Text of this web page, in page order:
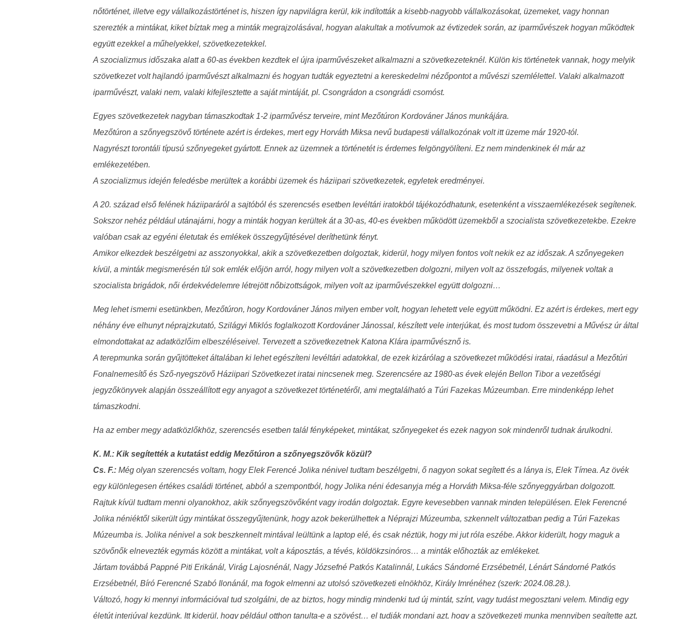
nőtörténet, illetve egy vállalkozástörténet is, hiszen így napvilágra kerül, kik indították a kisebb-nagyobb vállalkozásokat, üzemeket, vagy honnan
szerezték a mintákat, kiket bíztak meg a minták megrajzolásával, hogyan alakultak a motívumok az évtizedek során, az iparművészek hogyan működtek
együtt ezekkel a műhelyekkel, szövetkezetekkel.
A szocializmus időszaka alatt a 60-as években kezdtek el újra iparművészeket alkalmazni a szövetkezeteknél. Külön kis történetek vannak, hogy melyik
szövetkezet volt hajlandó iparművészt alkalmazni és hogyan tudták egyeztetni a kereskedelmi nézőpontot a művészi szemlélettel. Valaki alkalmazott
iparművészt, valaki nem, valaki kifejlesztette a saját mintáját, pl. Csongrádon a csongrádi csomóst.
Egyes szövetkezetek nagyban támaszkodtak 1-2 iparművész terveire, mint Mezőtúron Kordováner János munkájára.
Mezőtúron a szőnyegszövő története azért is érdekes, mert egy Horváth Miksa nevű budapesti vállalkozónak volt itt üzeme már 1920-tól.
Nagyrészt torontáli típusú szőnyegeket gyártott. Ennek az üzemnek a történetét is érdemes felgöngyölíteni. Ez nem mindenkinek él már az
emlékezetében.
A szocializmus idején feledésbe merültek a korábbi üzemek és háziipari szövetkezetek, egyletek eredményei.
A 20. század első felének háziiparáról a sajtóból és szerencsés esetben levéltári iratokból tájékozódhatunk, esetenként a visszaemlékezések segítenek.
Sokszor nehéz például utánajárni, hogy a minták hogyan kerültek át a 30-as, 40-es években működött üzemekből a szocialista szövetkezetekbe. Ezekre
valóban csak az egyéni életutak és emlékek összegyűjtésével deríthetünk fényt.
Amikor elkezdek beszélgetni az asszonyokkal, akik a szövetkezetben dolgoztak, kiderül, hogy milyen fontos volt nekik ez az időszak. A szőnyegeken
kívül, a minták megismerésén túl sok emlék előjön arról, hogy milyen volt a szövetkezetben dolgozni, milyen volt az összefogás, milyenek voltak a
szocialista brigádok, női érdekvédelemre létrejött nőbizottságok, milyen volt az iparművészekkel együtt dolgozni…
Meg lehet ismerni esetünkben, Mezőtúron, hogy Kordováner János milyen ember volt, hogyan lehetett vele együtt működni. Ez azért is érdekes, mert egy
néhány éve elhunyt néprajzkutató, Szilágyi Miklós foglalkozott Kordováner Jánossal, készített vele interjúkat, és most tudom összevetni a Művész úr által
elmondottakat az adatközlőim elbeszéléseivel. Tervezett a szövetkezetnek Katona Klára iparművésznő is.
A terepmunka során gyűjtötteket általában ki lehet egészíteni levéltári adatokkal, de ezek kizárólag a szövetkezet működési iratai, ráadásul a Mezőtúri
Fonalnemesítő és Sző-nyegszövő Háziipari Szövetkezet iratai nincsenek meg. Szerencsére az 1980-as évek elején Bellon Tibor a vezetőségi
jegyzőkönyvek alapján összeállított egy anyagot a szövetkezet történetéről, ami megtalálható a Túri Fazekas Múzeumban. Erre mindenképp lehet
támaszkodni.
Ha az ember megy adatközlőkhöz, szerencsés esetben talál fényképeket, mintákat, szőnyegeket és ezek nagyon sok mindenről tudnak árulkodni.
K. M.: Kik segítették a kutatást eddig Mezőtúron a szőnyegszövők közül?
Cs. F.: Még olyan szerencsés voltam, hogy Elek Ferencé Jolika nénivel tudtam beszélgetni, ő nagyon sokat segített és a lánya is, Elek Tímea. Az övék
egy különlegesen értékes családi történet, abból a szempontból, hogy Jolika néni édesanyja még a Horváth Miksa-féle szőnyeggyárban dolgozott.
Rajtuk kívül tudtam menni olyanokhoz, akik szőnyegszövőként vagy irodán dolgoztak. Egyre kevesebben vannak minden településen. Elek Ferencné
Jolika néniéktől sikerült úgy mintákat összegyűjtenünk, hogy azok bekerülhettek a Néprajzi Múzeumba, szkennelt változatban pedig a Túri Fazekas
Múzeumba is. Jolika nénivel a sok beszkennelt mintával leültünk a laptop elé, és csak néztük, hogy mi jut róla eszébe. Akkor kiderült, hogy maguk a
szövőnők elnevezték egymás között a mintákat, volt a káposztás, a tévés, köldökzsinóros… a minták előhozták az emlékeket.
Jártam továbbá Pappné Piti Erikánál, Virág Lajosnénál, Nagy Józsefné Patkós Katalinnál, Lukács Sándorné Erzsébetnél, Lénárt Sándorné Patkós
Erzsébetnél, Bíró Ferencné Szabó Ilonánál, ma fogok elmenni az utolsó szövetkezeti elnökhöz, Király Imrénéhez (szerk: 2024.08.28.).
Változó, hogy ki mennyi információval tud szolgálni, de az biztos, hogy mindig mindenki tud új mintát, színt, vagy tudást megosztani velem. Mindig egy
életút interjúval kezdünk. Itt kiderül, hogy például otthon tanulta-e a szövést… el tudják mondani azt, hogy a szövetkezeti munka mennyiben segítette azt,